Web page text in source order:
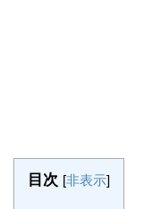
目次 [非表示]